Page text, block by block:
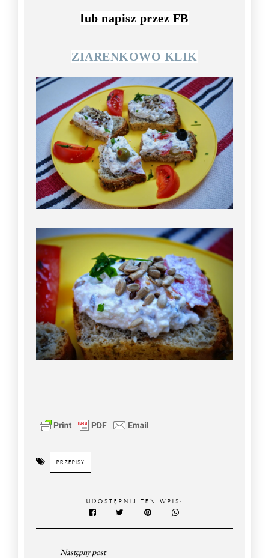
lub napisz przez FB
ZIARENKOWO KLIK
PRZEPISY
UDOSTĘPNIJ TEN WPIS:
Następny post